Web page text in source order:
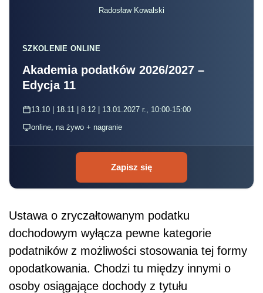
Radosław Kowalski
SZKOLENIE ONLINE
Akademia podatków 2026/2027 –
Edycja 11
13.10 | 18.11 | 8.12 | 13.01.2027 r., 10:00-15:00
online, na żywo + nagranie
Zapisz się
Ustawa o zryczałtowanym podatku
dochodowym wyłącza pewne kategorie
podatników z możliwości stosowania tej formy
opodatkowania. Chodzi tu między innymi o
osoby osiągające dochody z tytułu